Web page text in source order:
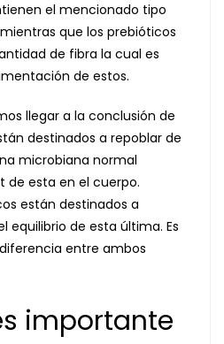
el mencionado tipo
que los prebióticos
de fibra la cual es
de estos.
llegar a la conclusión de
destinados a repoblar de
microbiana normal
de esta en el cuerpo.
están destinados a
equilibrio de esta última. Es
entre ambos
importante